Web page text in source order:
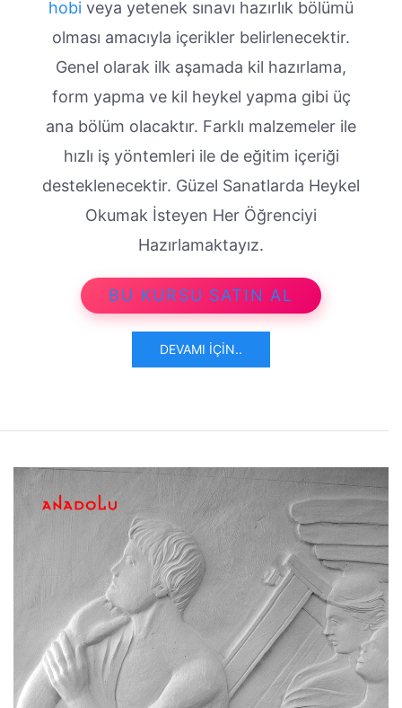
hobi veya yetenek sınavı hazırlık bölümü
olması amacıyla içerikler belirlenecektir.
Genel olarak ilk aşamada kil hazırlama,
form yapma ve kil heykel yapma gibi üç
ana bölüm olacaktır. Farklı malzemeler ile
hızlı iş yöntemleri ile de eğitim içeriği
desteklenecektir. Güzel Sanatlarda Heykel
Okumak İsteyen Her Öğrenciyi
Hazırlamaktayız.
BU KURSU SATIN AL
DEVAMI İÇIN..